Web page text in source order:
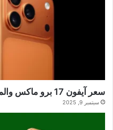
سعر آيفون 17 برو ماكس والمواصفات الرسمية
سبتمبر 9, 2025